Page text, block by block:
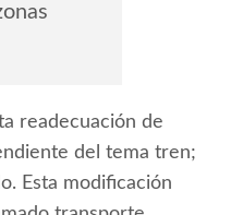
readecuación de
del tema tren;
Esta modificación